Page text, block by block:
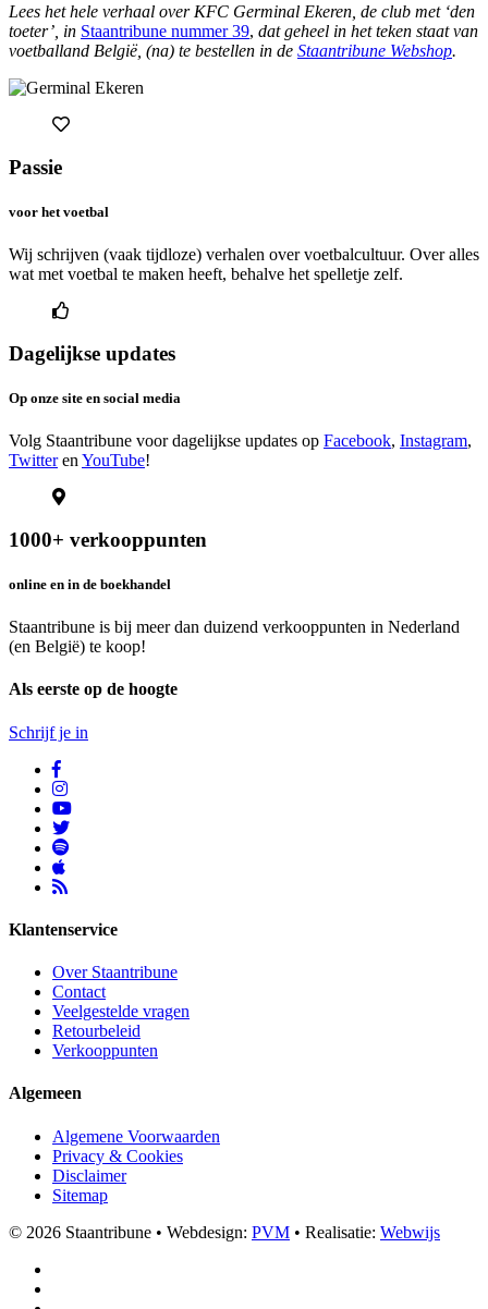
Lees het hele verhaal over KFC Germinal Ekeren, de club met ‘den
toeter’, in Staantribune nummer 39, dat geheel in het teken staat van
voetballand België, (na) te bestellen in de Staantribune Webshop.
Passie
voor het voetbal
Wij schrijven (vaak tijdloze) verhalen over voetbalcultuur. Over alles
wat met voetbal te maken heeft, behalve het spelletje zelf.
Dagelijkse updates
Op onze site en social media
Volg Staantribune voor dagelijkse updates op Facebook, Instagram,
Twitteren YouTube!
1000+ verkooppunten
online en in de boekhandel
Staantribune is bij meer dan duizend verkooppunten in Nederland
(en België) te koop!
Als eerste op de hoogte
Schrijf je in
Klantenservice
Over Staantribune
Contact
Veelgestelde vragen
Retourbeleid
Verkooppunten
Algemeen
Algemene Voorwaarden
Privacy & Cookies
Disclaimer
Sitemap
© 2026 Staantribune • Webdesign: PVM • Realisatie: Webwijs